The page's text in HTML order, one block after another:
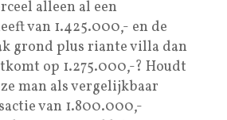
alleen al een
van 1.425.000,- en de
grond plus riante villa dan
op 1.275.000,-? Houdt
man als vergelijkbaar
van 1.800.000,-